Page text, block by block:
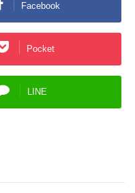
Facebook
Pocket
LINE